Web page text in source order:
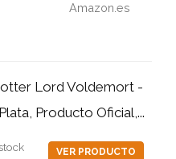
Amazon.es
Lord Voldemort -
Producto Oficial,...
VER PRODUCTO